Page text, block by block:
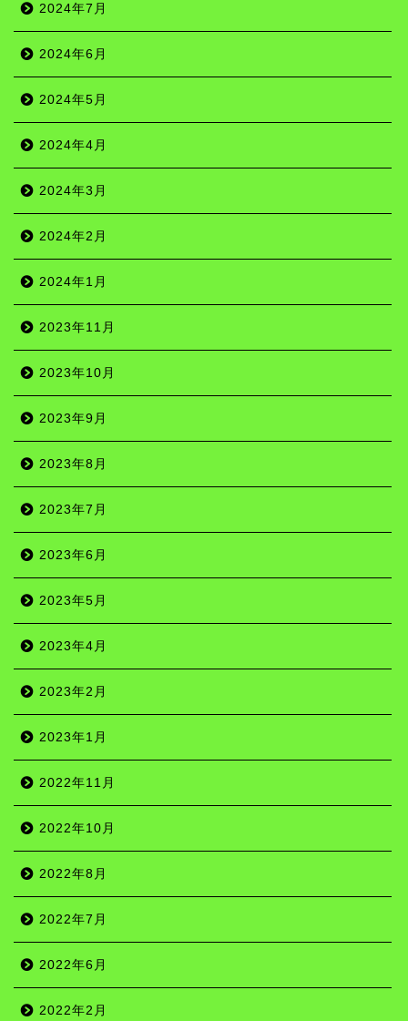
2024年7月
2024年6月
2024年5月
2024年4月
2024年3月
2024年2月
2024年1月
2023年11月
2023年10月
2023年9月
2023年8月
2023年7月
2023年6月
2023年5月
2023年4月
2023年2月
2023年1月
2022年11月
2022年10月
2022年8月
2022年7月
2022年6月
2022年2月